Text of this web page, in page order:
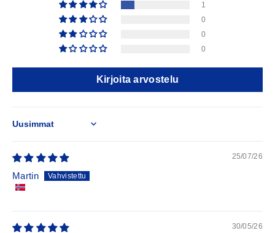
1
0
0
0
Kirjoita arvostelu
Sort by
25/07/26
Martin
30/05/26